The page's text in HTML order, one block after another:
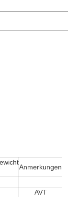
Anmerkungen
AVT